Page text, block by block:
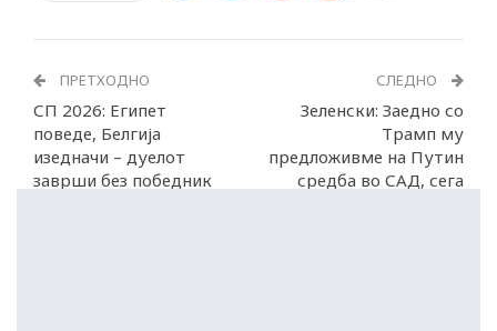
ПРЕТХОДНО
СП 2026: Египет
поведе, Белгија
изедначи – дуелот
заврши без победник
СЛЕДНО
Зеленски: Заедно со
Трамп му
предложивме на Путин
средба во САД, сега